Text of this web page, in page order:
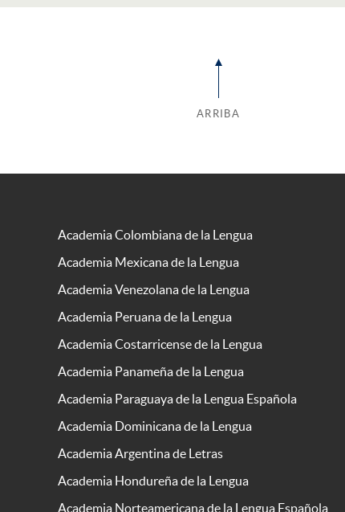
ARRIBA
Academia Colombiana de la Lengua
Academia Mexicana de la Lengua
Academia Venezolana de la Lengua
Academia Peruana de la Lengua
Academia Costarricense de la Lengua
Academia Panameña de la Lengua
Academia Paraguaya de la Lengua Española
Academia Dominicana de la Lengua
Academia Argentina de Letras
Academia Hondureña de la Lengua
Academia Norteamericana de la Lengua Española